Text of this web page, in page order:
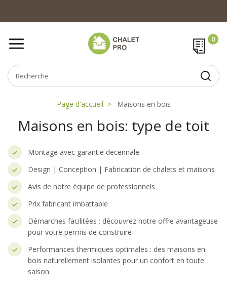
Page d'accueil Maisons en bois
Maisons en bois: type de toit
Montage avec garantie decennale
Design | Conception | Fabrication de chalets et maisons
Avis de notre équipe de professionnels
Prix fabricant imbattable
Démarches facilitées : découvrez notre offre avantageuse
pour votre permis de construire
Performances thermiques optimales : des maisons en
bois naturellement isolantes pour un confort en toute
saison.